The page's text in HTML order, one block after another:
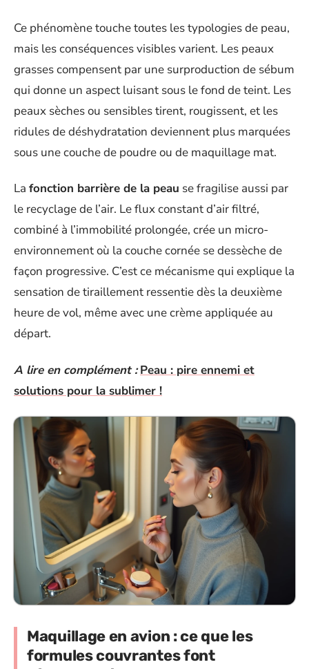
Ce phénomène touche toutes les typologies de peau,
mais les conséquences visibles varient. Les peaux
grasses compensent par une surproduction de sébum
qui donne un aspect luisant sous le fond de teint. Les
peaux sèches ou sensibles tirent, rougissent, et les
ridules de déshydratation deviennent plus marquées
sous une couche de poudre ou de maquillage mat.
La fonction barrière de la peau se fragilise aussi par
le recyclage de l’air. Le flux constant d’air filtré,
combiné à l’immobilité prolongée, crée un micro-
environnement où la couche cornée se dessèche de
façon progressive. C’est ce mécanisme qui explique la
sensation de tiraillement ressentie dès la deuxième
heure de vol, même avec une crème appliquée au
départ.
A lire en complément : Peau : pire ennemi et
solutions pour la sublimer !
Maquillage en avion : ce que les
formules couvrantes font